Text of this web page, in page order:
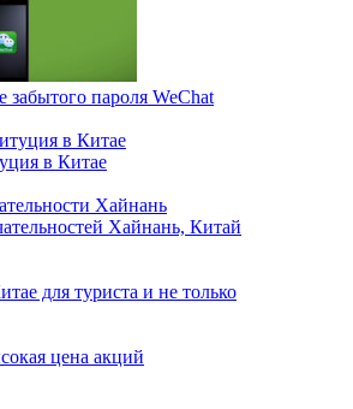
забытого пароля WeChat
в Китае
Хайнань, Китай
для туриста и не только
цена акций